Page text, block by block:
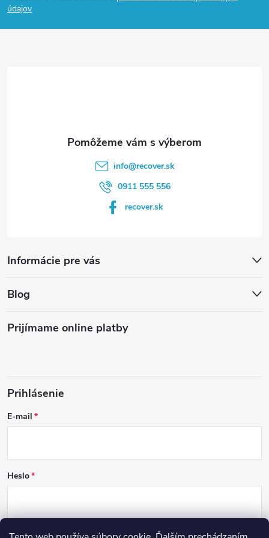
púdajov
info@recover.sk
0911 555 556
recover.sk
Informácie pre vás
Blog
Prijímame online platby
Prihlásenie
E-mail
Heslo